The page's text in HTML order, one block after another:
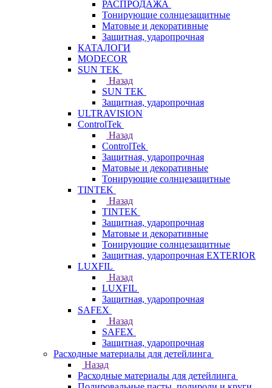
РАСПРОДАЖА
Тонирующие солнцезащитные
Матовые и декоративные
Защитная, ударопрочная
КАТАЛОГИ
MODECOR
SUN TEK
Назад
SUN TEK
Защитная, ударопрочная
ULTRAVISION
ControlTek
Назад
ControlTek
Защитная, ударопрочная
Матовые и декоративные
Тонирующие солнцезащитные
TINTEK
Назад
TINTEK
Защитная, ударопрочная
Матовые и декоративные
Тонирующие солнцезащитные
Защитная, ударопрочная EXTERIOR
LUXFIL
Назад
LUXFIL
Защитная, ударопрочная
SAFEX
Назад
SAFEX
Защитная, ударопрочная
Расходные материалы для детейлинга
Назад
Расходные материалы для детейлинга